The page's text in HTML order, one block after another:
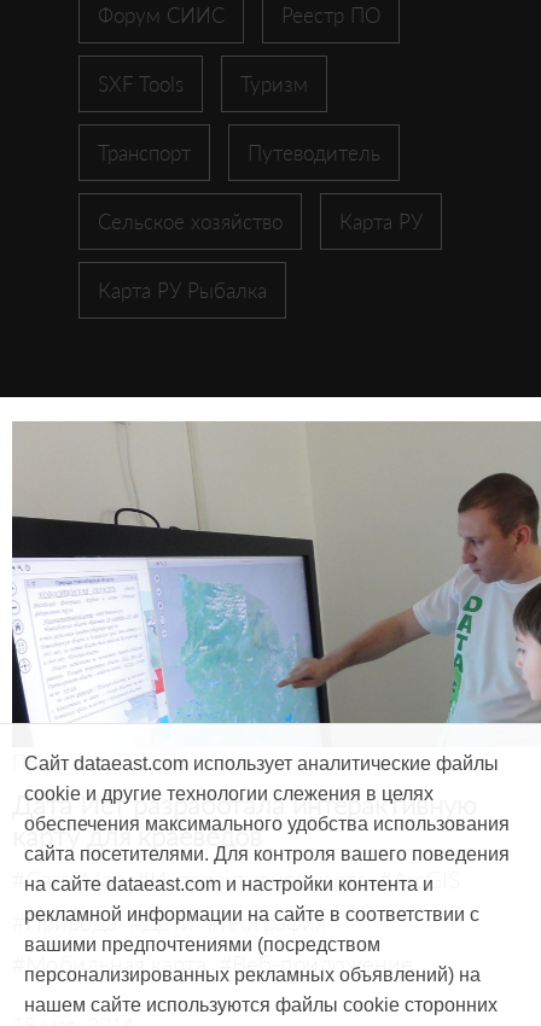
Форум СИИС Реестр ПО
SXF Tools Туризм
Транспорт Путеводитель
Сельское хозяйство Карта РУ
Карта РУ Рыбалка
Продукты и услуги
Дата Ист разработала интерактивную
карту для краеведов
#CarryMap #Интерактивная карта #ArcGIS
#Природа #Дети #География
#Мобильная карта #Веб-приложение
Сайт dataeast.com использует аналитические файлы
cookie и другие технологии слежения в целях
обеспечения максимального удобства использования
сайта посетителями. Для контроля вашего поведения
на сайте dataeast.com и настройки контента и
рекламной информации на сайте в соответствии с
вашими предпочтениями (посредством
персонализированных рекламных объявлений) на
нашем сайте используются файлы cookie сторонних